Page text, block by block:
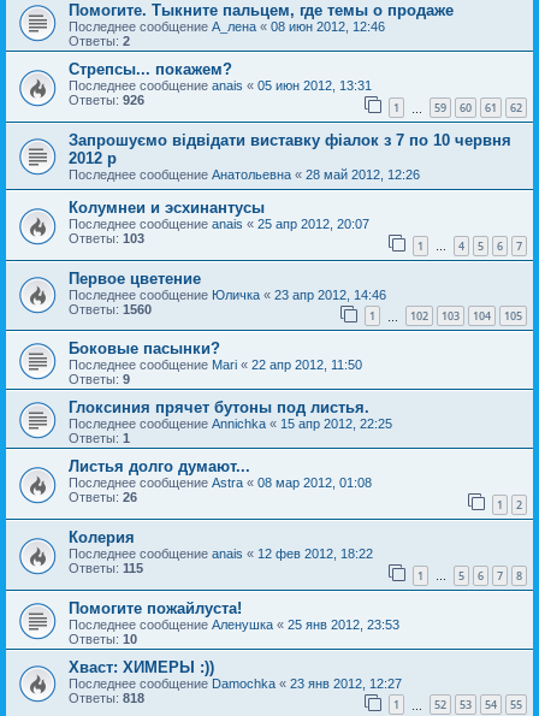
Помогите. Тыкните пальцем, где темы о продаже
Последнее сообщение А_лена « 08 июн 2012, 12:46
Ответы: 2
Стрепсы... покажем?
Последнее сообщение anais « 05 июн 2012, 13:31
Ответы: 926 1 59 60 61 62
Запрошуємо відвідати виставку фіалок з 7 по 10 червня
2012 р
Последнее сообщение Анатольевна « 28 май 2012, 12:26
Колумнеи и эсхинантусы
Последнее сообщение anais « 25 апр 2012, 20:07
Ответы: 103 1 … 4 5 6 7
Первое цветение
Последнее сообщение Юличка « 23 апр 2012, 14:46
Ответы: 1560 1 102 103 104 105
Боковые пасынки?
Последнее сообщение Mari « 22 апр 2012, 11:50
Ответы: 9
Глоксиния прячет бутоны под листья.
Последнее сообщение Annichka « 15 апр 2012, 22:25
Ответы: 1
Листья долго думают...
Последнее сообщение Astra « 08 мар 2012, 01:08
Ответы: 26 1 2
Колерия
Последнее сообщение anais « 12 фев 2012, 18:22
Ответы: 115 1 … 5 6 7 8
Помогите пожайлуста!
Последнее сообщение Аленушка « 25 янв 2012, 23:53
Ответы: 10
Хваст: ХИМЕРЫ :))
Последнее сообщение Damochka « 23 янв 2012, 12:27
Ответы: 818 1 52 53 54 55